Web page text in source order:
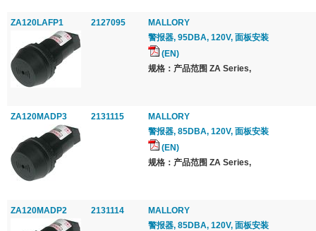
ZA120LAFP1 2127095
MALLORY
警报器, 95DBA, 120V, 面板安装
(EN)
规格：产品范围 ZA Series,
ZA120MADP3 2131115
MALLORY
警报器, 85DBA, 120V, 面板安装
(EN)
规格：产品范围 ZA Series,
ZA120MADP2 2131114
MALLORY
警报器, 85DBA, 120V, 面板安装